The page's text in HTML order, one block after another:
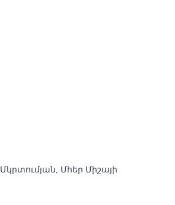
Մկրտումյան, Մհեր Միշայի